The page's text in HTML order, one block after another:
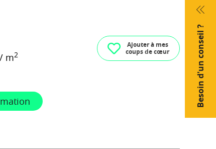
Besoin d'un conseil ?
/ m2
Ajouter à mes
coups de cœur